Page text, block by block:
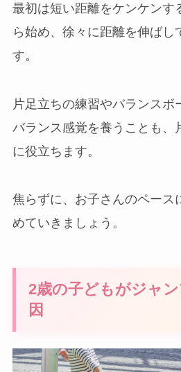
最初は短い距離をケンケンす
ら始め、徐々に距離を伸ばし
す。
片足立ちの練習やバランスボ
バランス感覚を養うことも、
に役立ちます。
焦らずに、お子さんのペース
めていきましょう。
2歳の子どもがジャ
因